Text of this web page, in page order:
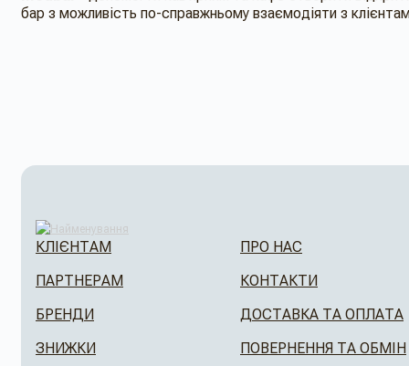
бар з можливість по-справжньому взаємодіяти з
КЛІЄНТАМ
ПАРТНЕРАМ
БРЕНДИ
ЗНИЖКИ
ПРО НАС
КОНТАКТИ
ДОСТАВКА ТА ОПЛАТА
ПОВЕРНЕННЯ ТА ОБМІН